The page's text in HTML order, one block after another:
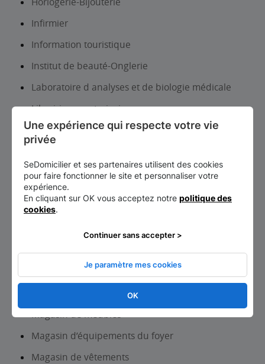
Infirmier
Information touristique
Institut de beauté-Onglerie
Laboratoire d analyses et de biologie médicale
Librairie, papeterie, journaux
Lieux d’exposition et patrimoine
Lycée d’enseignement général et/ou
technologique
Lycée d’enseignement professionnel
Magasin d’articles de sports et de loisirs
Magasin de chaussures
Magasin de matériel médical et orthopédique
Magasin de meubles
Magasin d’équipements du foyer
Magasin de vêtements
Une expérience qui respecte votre vie
privée
SeDomicilier et ses partenaires utilisent des cookies
pour faire fonctionner le site et personnaliser votre
expérience.
En cliquant sur OK vous acceptez notre politique des
cookies.
OK
Je paramètre mes cookies
Continuer sans accepter >